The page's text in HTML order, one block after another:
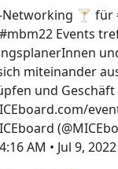
Networking 🍸 für
#mbm22Events
miteinander
und
4:16 AM • Jul 9, 2022